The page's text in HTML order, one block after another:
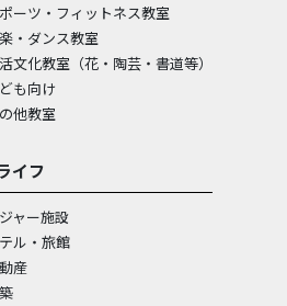
ーツ・フィットネス教室
・ダンス教室
文化教室（花・陶芸・書道等）
も向け
他教室
イフ
ャー施設
ル・旅館
産